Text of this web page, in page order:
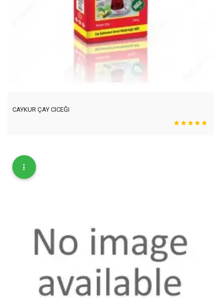
CAYKUR ÇAY CICEĞI